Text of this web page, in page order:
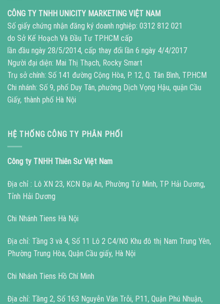
CÔNG TY TNHH UNICITY MARKETING VIỆT NAM
Số giấy chứng nhận đăng ký doanh nghiệp: 0312 812 021
do Sở Kế Hoạch Và Đầu Tư TP.HCM cấp
lần đầu ngày 28/5/2014, cấp thay đổi lần 6 ngày 4/4/2017
Người đại diện: Mai Thị Thạch, Rocky Smart
Trụ sở chính: Số 141 đường Cộng Hòa, P. 12, Q. Tân Bình, TP.HCM
Chi nhánh: Số 9, phố Duy Tân, phường Dịch Vọng Hậu, quận Cầu
Giấy, thành phố Hà Nội
HỆ THỐNG CÔNG TY PHÂN PHỐI
Công ty TNHH Thiên Sư Việt Nam
Địa chỉ : Lô XN 23, KCN Đại An, Phường Tứ Minh, TP Hải Dương,
Tỉnh Hải Dương
Chi Nhánh Tiens Hà Nội
Địa chỉ: Tầng 3 và 4, Số 11 Lô 2 C4/NO Khu đô thị Nam Trung Yên,
Phường Trung Hòa, Quận Cầu giấy, Hà Nội
Chi Nhánh Tiens Hồ Chí Minh
Địa chỉ: Tầng 2, Số 163 Nguyễn Văn Trỗi, P11, Quận Phú Nhuận,